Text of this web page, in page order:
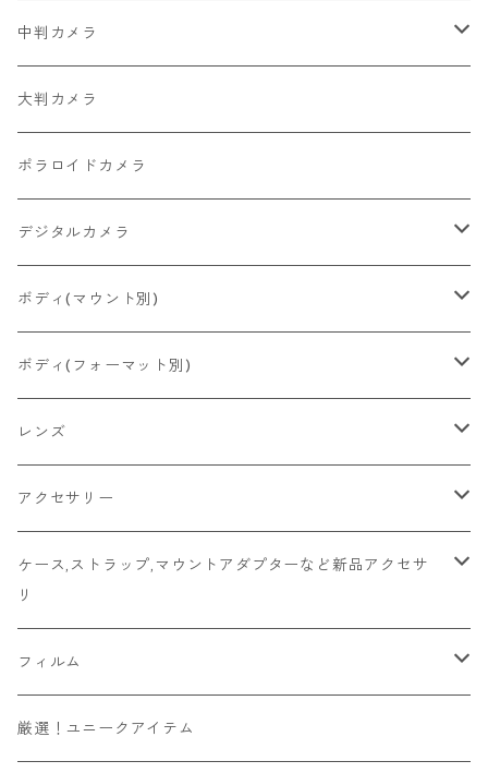
2026/06/30
2026/06/28
2026/06/27
2026/06/24
2026/06/23
2026/06/21
2026/06/12
2026/06/11
2026/06/10
レンズ
PENTAX
OLYMPUS
MINOLTA
CONTAX
Konica
Ricoh
Mamiya
京セラ
FUJIFILM
Leica
その他舶来
その他国産
Canon
PENTAX
FUJIFILM
RICOH
Minolta
Konica
Leica
Rollei
OLYMPUS
YASHICA
CONTAX
京セラ
Leica
Nikon
Canon
Zeiss Ikon
舶来その他
国産その他
中判カメラ
Mamiya
PENTAX
FUJIFILM
Bronica
CONTAX
HASSELBLAD
Rollei
PLAUBEL
Voigtlander
ZEISSIKON
ZENZA BRONICA
大判カメラ
ポラロイドカメラ
デジタルカメラ
一眼レフ
ミラーレス一眼
コンパクト
ボディ(マウント別)
Fマウント
FDマウント
SR/MDマウント
OMマウント
Kマウント
M42マウント
Y/Cマウント
ボディ(フォーマット別)
ハーフサイズ
フルサイズ
6x4.5
6x6
6x7
6x9
レンズ
Fマウント
FDマウント
SR/MDマウント
OMマウント
Kマウント
アクセサリー
キャップ
フード
マウントアダプター
ビューファインダー/交換ファインダー
ケース,ストラップ,マウントアダプターなど新品アクセサ
リ
マウントアダプター
ソニーEマウントボディ用
ハンドメイド
フィルム
135フィルム
厳選！ユニークアイテム